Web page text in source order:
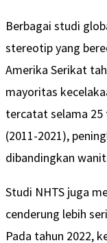
Berbagai studi
stereotip yang
Amerika Serikat
mayoritas
tercatat selama 25
(2011-2021),
dibandingkan
Studi NHTS juga
cenderung lebih
Pada tahun 2022,